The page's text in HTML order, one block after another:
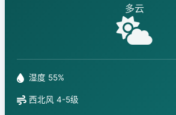
多云
湿度 55%
西北风 4-5级